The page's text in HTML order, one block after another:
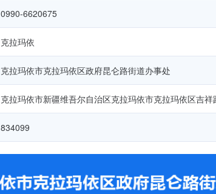
0990-6620675
克拉玛依
克拉玛依市克拉玛依区政府昆仑路街道办事处
克拉玛依市新疆维吾尔自治区克拉玛依市克拉玛依区吉
834099